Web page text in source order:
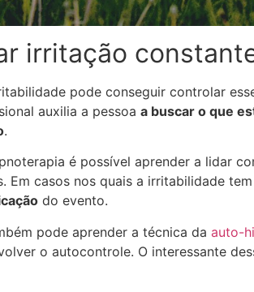
irritação
pode conseguir controlar
auxilia a pessoa a buscar o que
.
é possível aprender a lidar
Em casos nos quais a irritabilidade
do evento.
pode aprender a técnica da auto-
o autocontrole. O interessante